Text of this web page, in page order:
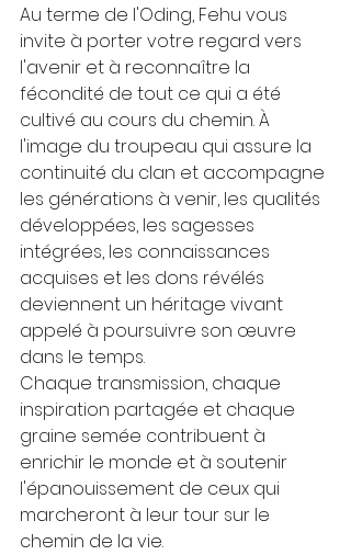
Au terme de l'Oding, Fehu vous
invite à porter votre regard vers
l'avenir et à reconnaître la
fécondité de tout ce qui a été
cultivé au cours du chemin. À
l'image du troupeau qui assure la
continuité du clan et accompagne
les générations à venir, les qualités
développées, les sagesses
intégrées, les connaissances
acquises et les dons révélés
deviennent un héritage vivant
appelé à poursuivre son œuvre
dans le temps.
Chaque transmission, chaque
inspiration partagée et chaque
graine semée contribuent à
enrichir le monde et à soutenir
l'épanouissement de ceux qui
marcheront à leur tour sur le
chemin de la vie.